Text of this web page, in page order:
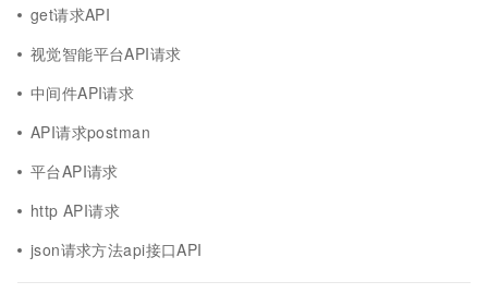
get请求API
视觉智能平台API请求
中间件API请求
API请求postman
平台API请求
http API请求
json请求方法api接口API